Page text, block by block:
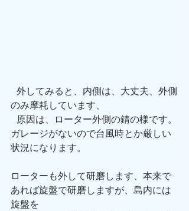
のみ摩耗しています、
ガレージがないので台風時とか厳しい
状況になります。
ローターも外して研磨します、本来で
あれば旋盤で研磨しますが、島内には
旋盤を